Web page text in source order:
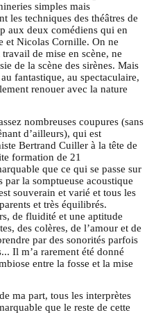
simples mais
les techniques des théâtres de
aux deux comédiens qui en
et Nicolas Cornille. On ne
de mise en scène, ne
de la scène des sirènes. Mais
fantastique, au spectaculaire,
renouer avec la nature
nombreuses coupures (sans
d’ailleurs), qui est
Bertrand Cuiller à la tête de
formation de 21
que ce qui se passe sur
la somptueuse acoustique
souverain et varié et tous les
et très équilibrés.
de fluidité et une aptitude
des colères, de l’amour et de
par des sonorités parfois
Il m’a rarement été donné
entre la fosse et la mise
ma part, tous les interprètes
que le reste de cette